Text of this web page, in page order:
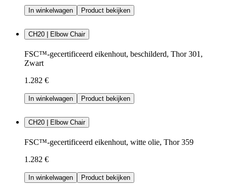
In winkelwagen Product bekijken
CH20 | Elbow Chair
FSC™-gecertificeerd eikenhout, beschilderd, Thor 301,
Zwart
1.282 €
In winkelwagen Product bekijken
CH20 | Elbow Chair
FSC™-gecertificeerd eikenhout, witte olie, Thor 359
1.282 €
In winkelwagen Product bekijken